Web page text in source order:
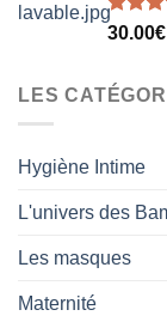
Note
30.00€
LES
Hygiène Intime
L'univers des
Les masques
Maternité